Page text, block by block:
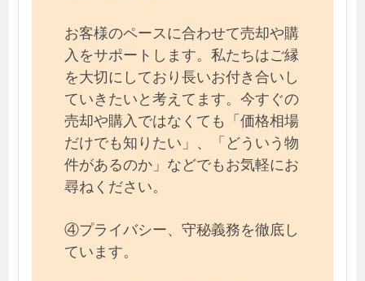
お客様のペースに合わせて売却や購
入をサポートします。私たちはご縁
を大切にしており長いお付き合いし
ていきたいと考えてます。今すぐの
売却や購入ではなくても「価格相場
だけでも知りたい」、「どういう物
件があるのか」などでもお気軽にお
尋ねください。
④プライバシー、守秘義務を徹底し
ています。